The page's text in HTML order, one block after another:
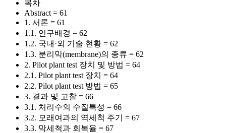
목차
Abstract = 61
1. 서론 = 61
1.1. 연구배경 = 62
1.2. 국내·외 기술 현황 = 62
1.3. 분리막(membrane)의 종류 = 62
2. Pilot plant test 장치 및 방법 = 64
2.1. Pilot plant test 장치 = 64
2.2. Pilot plant test 방법 = 65
3. 결과 및 고찰 = 66
3.1. 처리수의 수질특성 = 66
3.2. 모래여과의 역세척 주기 = 67
3.3. 막세척과 회복율 = 67